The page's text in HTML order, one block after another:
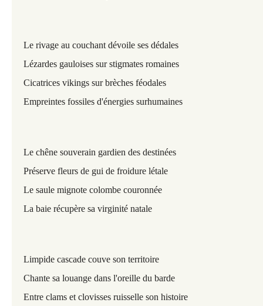
Le rivage au couchant dévoile ses dédales
Lézardes gauloises sur stigmates romaines
Cicatrices vikings sur brèches féodales
Empreintes fossiles d'énergies surhumaines
Le chêne souverain gardien des destinées
Préserve fleurs de gui de froidure létale
Le saule mignote colombe couronnée
La baie récupère sa virginité natale
Limpide cascade couve son territoire
Chante sa louange dans l'oreille du barde
Entre clams et clovisses ruisselle son histoire